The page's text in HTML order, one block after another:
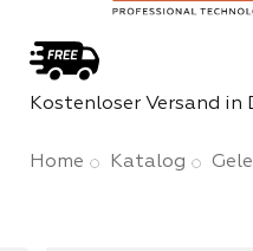
Kostenloser Versand
Home Katalog Gele